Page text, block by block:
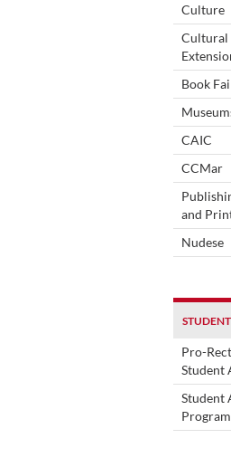
Culture
Cultural
Book
CAIC
CCMar
and
Nudese
Pro-
Student
Student